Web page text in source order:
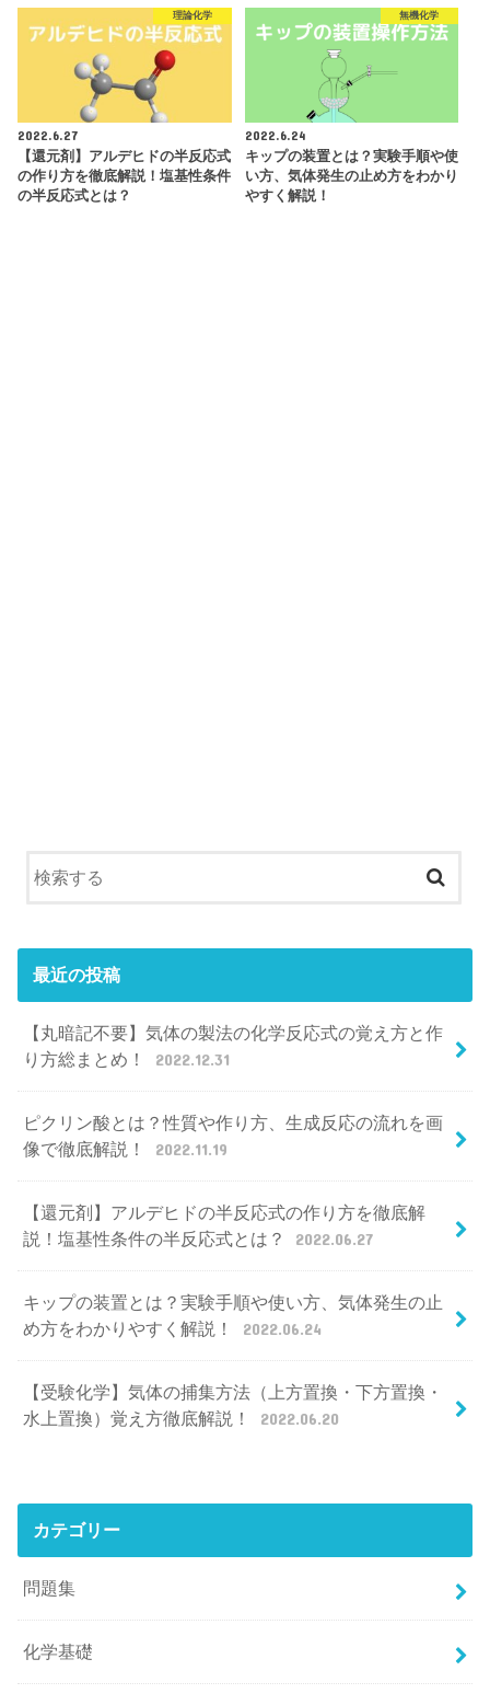
理論化学
2022.6.27
【還元剤】アルデヒドの半反応式
の作り方を徹底解説！塩基性条件
の半反応式とは？
無機化学
2022.6.24
キップの装置とは？実験手順や使
い方、気体発生の止め方をわかり
やすく解説！
最近の投稿
【丸暗記不要】気体の製法の化学反応式の覚え方と作
り方総まとめ！
2022.12.31
ピクリン酸とは？性質や作り方、生成反応の流れを画
像で徹底解説！
2022.11.19
【還元剤】アルデヒドの半反応式の作り方を徹底解
説！塩基性条件の半反応式とは？
2022.06.27
キップの装置とは？実験手順や使い方、気体発生の止
め方をわかりやすく解説！
2022.06.24
【受験化学】気体の捕集方法（上方置換・下方置換・
水上置換）覚え方徹底解説！
2022.06.20
カテゴリー
問題集
化学基礎